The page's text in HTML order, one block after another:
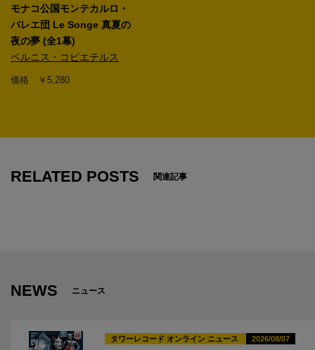
モナコ公国モンテカルロ・
バレエ団 Le Songe 真夏の
夜の夢 (全1幕)
ベルニス・コピエテルス
価格 ￥5,280
RELATED POSTS 関連記事
NEWS ニュース
タワーレコード オンライン ニュース 2026/08/07